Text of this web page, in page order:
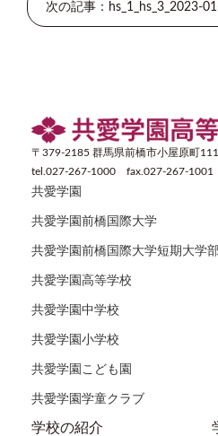
次の記事：hs_1_hs_3_2023-
〒379-2185 群馬県前橋市小屋原町
tel.027-267-1000 fax.027-267-1001
共愛学園
共愛学園前橋国際大学
共愛学園前橋国際大学短期大学部
共愛学園高等学校
共愛学園中学校
共愛学園小学校
共愛学園こども園
共愛学園学童クラブ
学校の紹介